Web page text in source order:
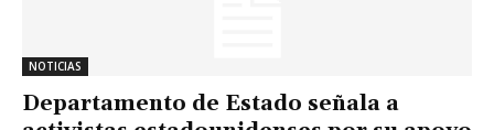
NOTICIAS
Departamento de Estado señala a